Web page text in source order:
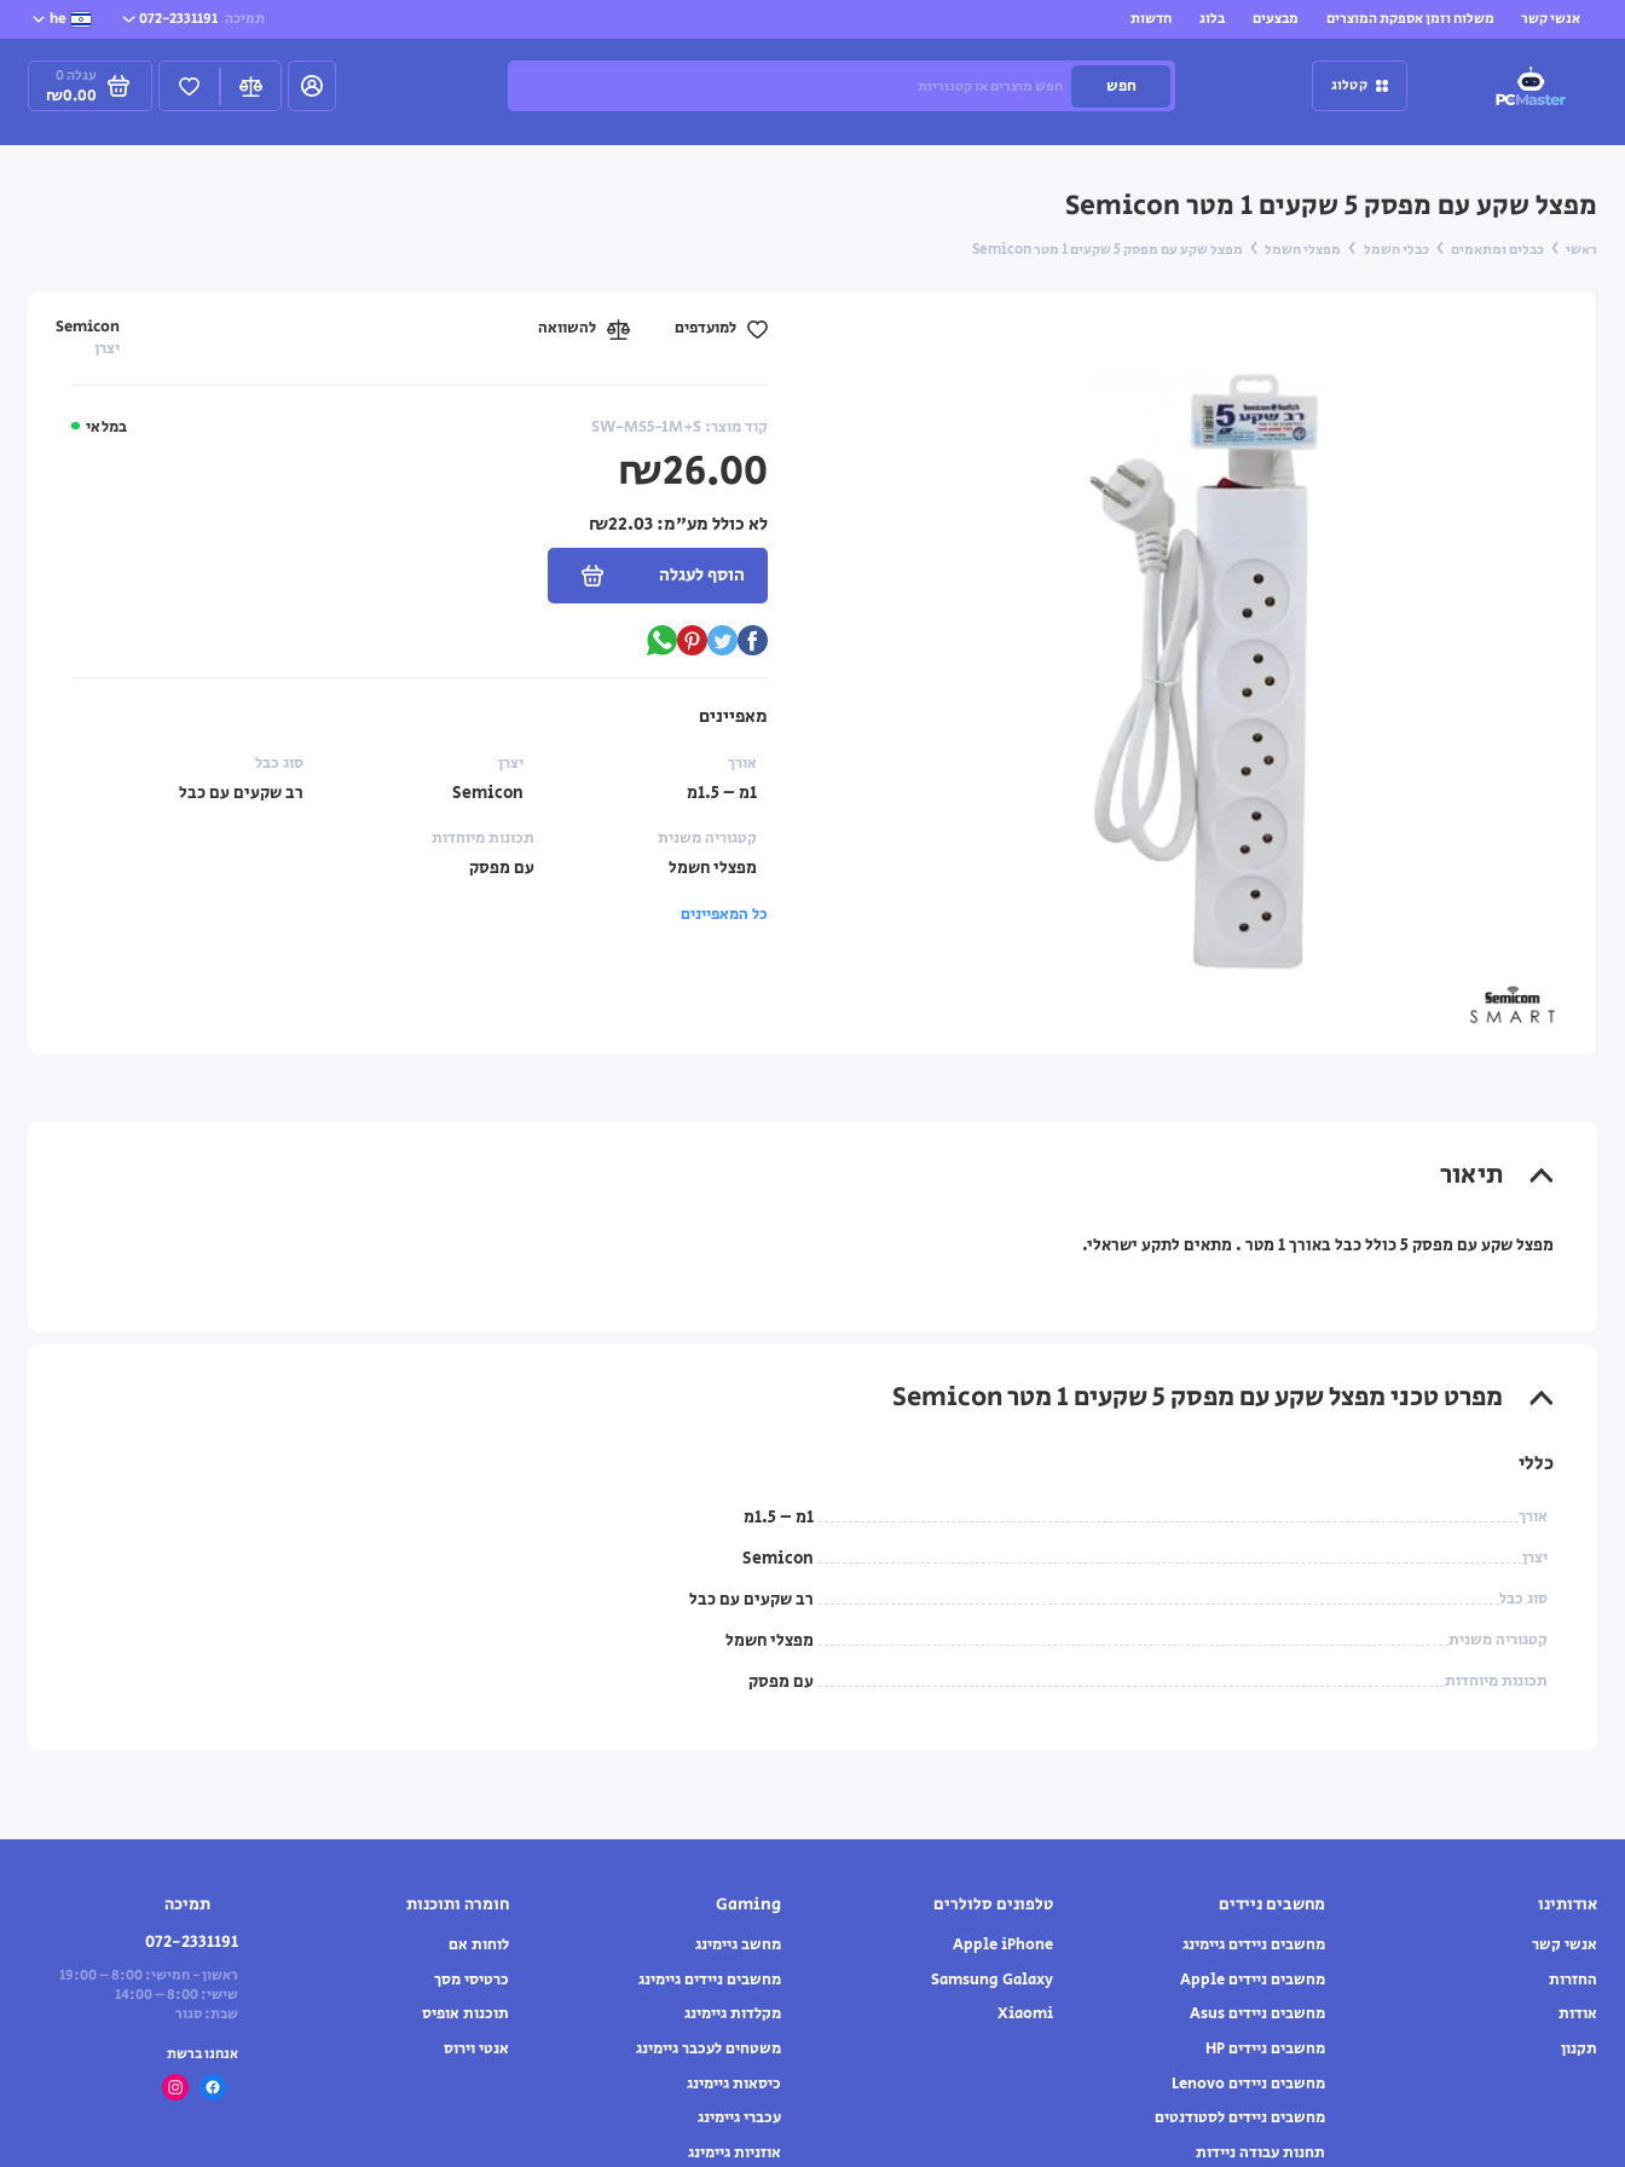
אנשי קשר משלוח וזמן אספקת המוצרים מבצעים בלוג חדשות תמיכה 072-2331191
he
קטלוג חפש עגלה 0
₪0.00
מפצל שקע עם מפסק 5 שקעים 1 מטר Semicon
ראשי כבלים ומתאמים כבלי חשמל מפצלי חשמל מפצל שקע עם מפסק 5 שקעים 1 מטר Semicon
במלאי קוד מוצר: SW-MS5-1M+S
Semicon
יצרן
₪26.00
לא כולל מע"מ:
הוסף לעגלה
למועדפים להשוואה
מאפיינים
אורך
1מ – 1.5מ
יצרן
Semicon
סוג כבל
רב שקעים עם כבל
קטגוריה משנית
מפצלי חשמל
תכונות מיוחדות
עם מפסק
כל המאפיינים
תיאור
מפצל שקע עם מפסק 5 כולל כבל באורך 1 מטר . מתאים לתקע ישראלי.
מפרט טכני מפצל שקע עם מפסק 5 שקעים 1 מטר Semicon
כללי
אורך 1מ – 1.5מ
יצרן Semicon
סוג כבל רב שקעים עם כבל
קטגוריה משנית מפצלי חשמל
תכונות מיוחדות עם מפסק
אודותינו
אנשי קשר
החזרות
אודות
תקנון
מחשבים ניידים
מחשבים ניידים גיימינג
מחשבים ניידים Apple
מחשבים ניידים Asus
מחשבים ניידים HP
מחשבים ניידים Lenovo
מחשבים ניידים לסטודנטים
תחנות עבודה ניידות
טלפונים סלולרים
Apple iPhone
Samsung Galaxy
Xiaomi
Gaming
מחשב גיימינג
מחשבים ניידים גיימינג
מקלדות גיימינג
משטחים לעכבר גיימינג
כיסאות גיימינג
עכברי גיימינג
אוזניות גיימינג
חומרה ותוכנות
לוחות אם
כרטיסי מסך
תוכנות אופיס
אנטי וירוס
תמיכה
072-2331191
ראשון - חמישי: 8:00 – 19:00
שישי: 8:00 – 14:00
שבת: סגור
אנחנו ברשת